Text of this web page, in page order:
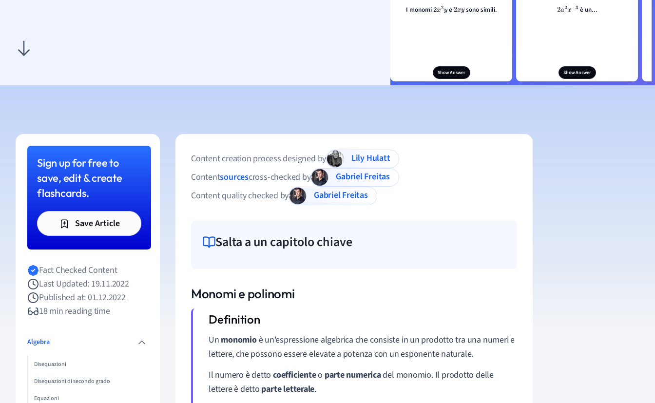
I monomi2x2ye 2xy sono simili.
Show Answer
2a2x−3 è un...
Show Answer
Sign up for free to
save, edit & create
flashcards.
Save Article
Fact Checked Content
Last Updated: 19.11.2022
Published at: 01.12.2022
18 min reading time
Algebra
Disequazioni
Disequazioni di secondo grado
Equazioni
Content creation process designed by
Lily Hulatt
Contentsourcescross-checked by
Gabriel Freitas
Content quality checked by
Gabriel Freitas
Salta a un capitolo chiave
Monomi e polinomi
Un monomioè un'espressione algebrica che consiste in un prodotto tra una numeri e
lettere, che possono essere elevate a potenza con un esponente naturale.
Il numero è dettocoefficienteo parte numericadel monomio. Il prodotto delle
lettere è detto parte letterale.